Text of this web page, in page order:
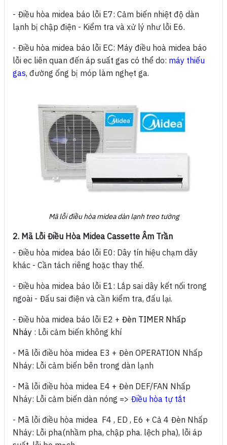
- Điều hòa midea báo lỗi E7: Cảm biến nhiệt độ dàn
lạnh bị chập điện - Kiểm tra và xử lý như lỗi E6.
- Điều hòa midea báo lỗi EC: Máy điều hoà midea báo
lỗi ec liên quan đến áp suất gas có thể do: máy thiếu
gas, đường ống bị móp làm nghẹt ga.
Mã lỗi điều hòa midea dàn lạnh treo tường
2. Mã Lỗi Điều Hòa Midea Cassette Âm Trần
- Điều hòa midea báo lỗi E0: Dây tín hiệu chạm dây
khác - Cần tách riêng hoặc thay thế.
- Điều hòa midea báo lỗi E1: Lắp sai dây kết nối trong
ngoài - Đấu sai điện và cần kiểm tra, đấu lại.
- Điều hòa midea báo lỗi E2 + Đèn TIMER Nhấp
Nháy : Lỗi cảm biến không khí
- Mã lỗi điều hòa midea E3 + Đèn OPERATION Nhấp
Nháy: Lỗi cảm biến bên trong dàn lạnh
- Mã lỗi điều hòa midea E4 + Đèn DEF/FAN Nhấp
Nháy: Lỗi cảm biến dàn nóng => Điều hòa tự tắt
- Mã lỗi điều hòa midea F4 , ED , E6 + Cả 4 Đèn Nhấp
Nháy: Lỗi pha(nhầm pha, chập pha. lệch pha), lỗi áp